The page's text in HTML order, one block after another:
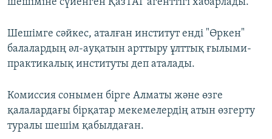
шешіміне сүйенген ҚазТАГ агенттігі хабарлады.
Шешімге сәйкес, аталған институт енді "Өркен"
балалардың әл-ауқатын арттыру ұлттық ғылыми-
практикалық институты деп аталады.
Комиссия сонымен бірге Алматы және өзге
қалалардағы бірқатар мекемелердің атын өзгерту
туралы шешім қабылдаған.